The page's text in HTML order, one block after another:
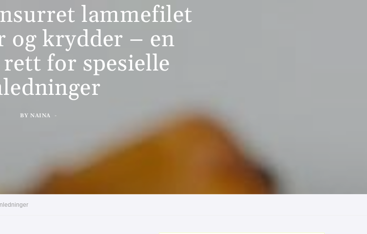
lammefilet
og krydder – en
for spesielle
BY NAINA